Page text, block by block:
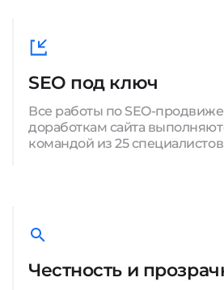
SEO под ключ
Все работы по SEO-
доработкам сайта
командой из 25
Честность и